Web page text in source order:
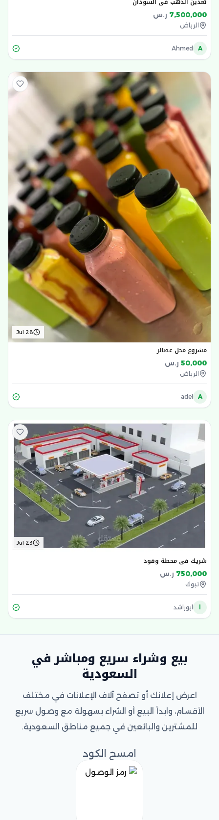
7,500,000 ر.س
الرياض
A
Ahmed
Jul 28
مشروع محل عصائر
50,000 ر.س
الرياض
A
adel
Jul 23
شريك في محطة وقود
750,000 ر.س
تبوك
ابوراشد
بيع وشراء سريع ومباشر في
السعودية
اعرض إعلانك أو تصفح آلاف الإعلانات في مختلف
الأقسام، وابدأ البيع أو الشراء بسهولة مع وصول سريع
للمشترين والبائعين في جميع مناطق السعودية.
امسح الكود